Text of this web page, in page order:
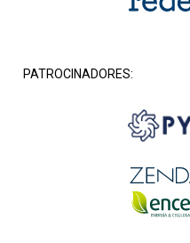
PATROCINADORES: